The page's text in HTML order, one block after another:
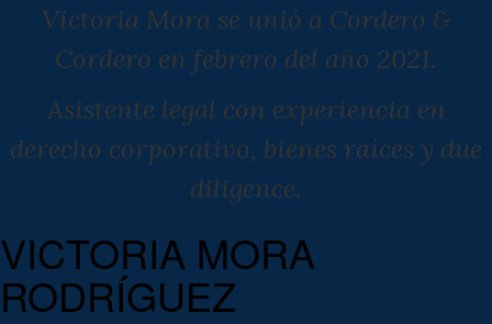
Victoria Mora se unió a Cordero &
Cordero en febrero del año 2021.
Asistente legal con experiencia en
derecho corporativo, bienes raíces y due
diligence.
VICTORIA MORA
RODRÍGUEZ